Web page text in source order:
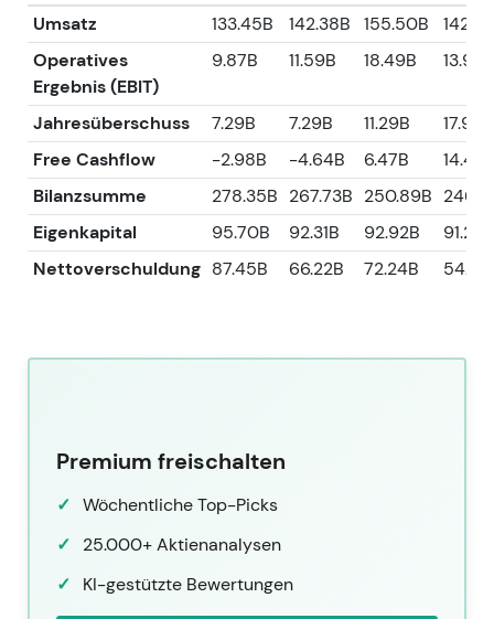
Umsatz
133.45B 142.38B 155.50B
Operatives
Ergebnis (EBIT)
9.87B 11.59B 18.49B 13.98B
Jahresüberschuss 7.29B 7.29B 11.29B
17.94B
Free Cashflow
-2.98B -4.64B 6.47B
14.47B
Bilanzsumme
278.35B 267.73B 250.89B
Eigenkapital
95.70B 92.31B 92.92B
91.29B
Nettoverschuldung 87.45B 66.22B 72.24B
Premium freischalten
Wöchentliche Top-Picks
25.000+ Aktienanalysen
KI-gestützte Bewertungen